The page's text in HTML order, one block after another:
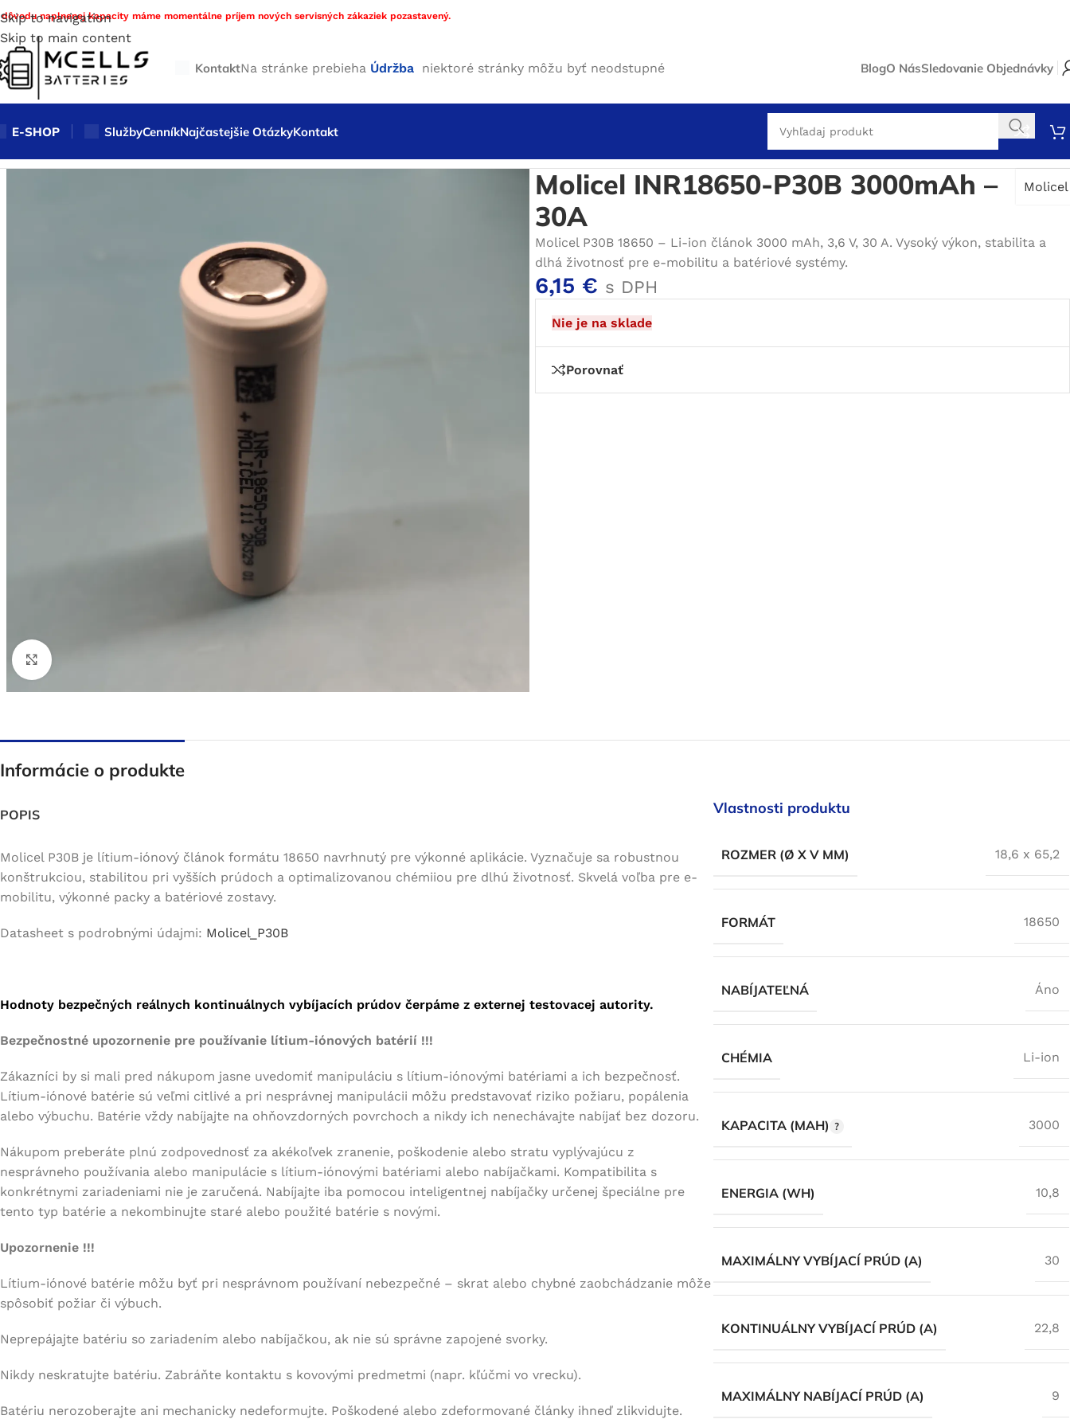
Skip to navigation
Skip to main content
naplnenej kapacity máme momentálne príjem nových servisných zákaziek pozastavený.
KontaktNa stránke prebieha Údržba niektoré stránky môžu byť neodstupné BlogO NásSledovanie Objednávky
E-SHOP SlužbyCenníkNajčastejšie OtázkyKontakt
Molicel INR18650-P30B 3000mAh –
30A
Molicel
Molicel P30B 18650 – Li-ion článok 3000 mAh, 3,6 V, 30 A. Vysoký výkon, stabilita a
dlhá životnosť pre e-mobilitu a batériové systémy.
6,15 € s DPH
Nie je na sklade
Porovnať
Informácie o produkte
POPIS
Molicel P30B je lítium-iónový článok formátu 18650 navrhnutý pre výkonné aplikácie. Vyznačuje sa robustnou
konštrukciou, stabilitou pri vyšších prúdoch a optimalizovanou chémiiou pre dlhú životnosť. Skvelá voľba pre e-
mobilitu, výkonné packy a batériové zostavy.
Datasheet s podrobnými údajmi: Molicel_P30B
Hodnoty bezpečných reálnych kontinuálnych vybíjacích prúdov čerpáme z externej testovacej autority.
Bezpečnostné upozornenie pre používanie lítium-iónových batérií !!!
Zákazníci by si mali pred nákupom jasne uvedomiť manipuláciu s lítium-iónovými batériami a ich bezpečnosť.
Lítium-iónové batérie sú veľmi citlivé a pri nesprávnej manipulácii môžu predstavovať riziko požiaru, popálenia
alebo výbuchu. Batérie vždy nabíjajte na ohňovzdorných povrchoch a nikdy ich nenechávajte nabíjať bez dozoru.
Nákupom preberáte plnú zodpovednosť za akékoľvek zranenie, poškodenie alebo stratu vyplývajúcu z
nesprávneho používania alebo manipulácie s lítium-iónovými batériami alebo nabíjačkami. Kompatibilita s
konkrétnymi zariadeniami nie je zaručená. Nabíjajte iba pomocou inteligentnej nabíjačky určenej špeciálne pre
tento typ batérie a nekombinujte staré alebo použité batérie s novými.
Upozornenie !!!
Lítium-iónové batérie môžu byť pri nesprávnom používaní nebezpečné – skrat alebo chybné zaobchádzanie môže
spôsobiť požiar či výbuch.
Neprepájajte batériu so zariadením alebo nabíjačkou, ak nie sú správne zapojené svorky.
Nikdy neskratujte batériu. Zabráňte kontaktu s kovovými predmetmi (napr. kľúčmi vo vrecku).
Batériu nerozoberajte ani mechanicky nedeformujte. Poškodené alebo zdeformované články ihneď zlikvidujte.
Vlastnosti produktu
ROZMER (Ø X V MM) 18,6 x 65,2
FORMÁT 18650
NABÍJATEĽNÁ Áno
CHÉMIA Li-ion
KAPACITA (MAH) 3000
ENERGIA (WH) 10,8
MAXIMÁLNY VYBÍJACÍ PRÚD (A) 30
KONTINUÁLNY VYBÍJACÍ PRÚD (A) 22,8
MAXIMÁLNY NABÍJACÍ PRÚD (A) 9